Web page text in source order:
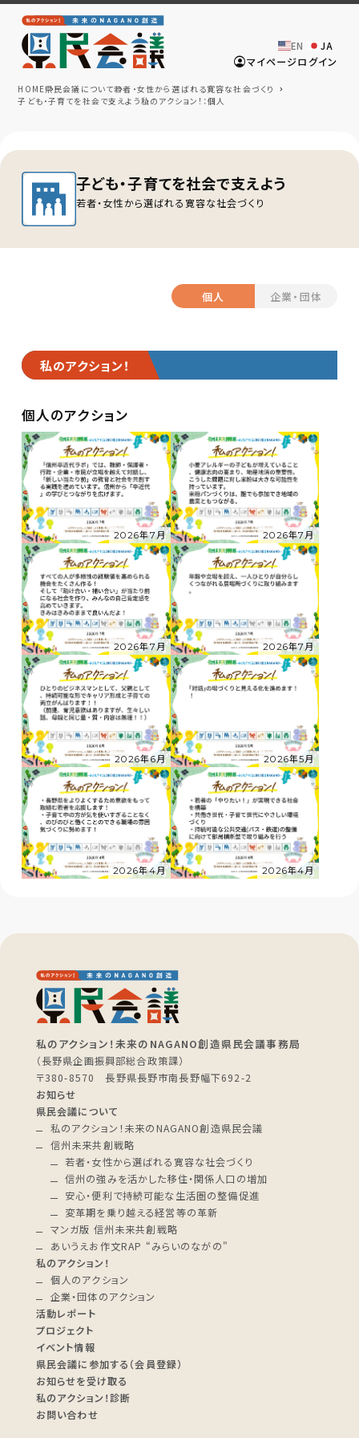
マイページログイン
EN JA
HOME県民会議について若者・女性から選ばれる寛容な社会づくり
子ども・子育てを社会で支えよう私のアクション！：個人
子ども・子育てを社会で支えよう
若者・女性から選ばれる寛容な社会づくり
個人 企業・団体
私のアクション！
個人のアクション
2026年7月 2026年7月
2026年7月 2026年7月
2026年6月 2026年5月
2026年4月 2026年4月
私のアクション！未来のNAGANO創造県民会議事務局
（長野県企画振興部総合政策課）
〒380-8570 長野県長野市南長野幅下692-2
お知らせ
県民会議について
私のアクション！未来のNAGANO創造県民会議
信州未来共創戦略
若者・女性から選ばれる寛容な社会づくり
信州の強みを活かした移住・関係人口の増加
安心・便利で持続可能な生活圏の整備促進
変革期を乗り越える経営等の革新
マンガ版 信州未来共創戦略
あいうえお作文RAP “みらいのながの"
私のアクション！
個人のアクション
企業・団体のアクション
活動レポート
プロジェクト
イベント情報
県民会議に参加する（会員登録）
お知らせを受け取る
私のアクション！診断
お問い合わせ